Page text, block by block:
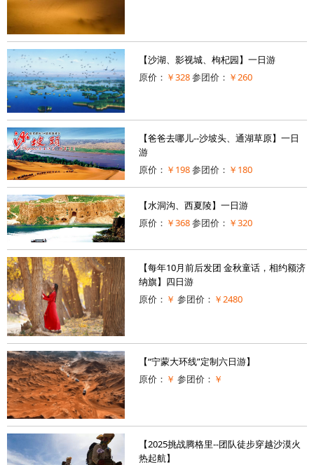
【沙湖、影视城、枸杞园】一日游
原价： ￥328参团价： ￥260
【爸爸去哪儿--沙坡头、通湖草原】一日
游
原价： ￥198参团价： ￥180
【水洞沟、西夏陵】一日游
原价： ￥368参团价： ￥320
【每年10月前后发团 金秋童话，相约额济
纳旗】四日游
原价： ￥ 参团价： ￥2480
【“宁蒙大环线”定制六日游】
原价： ￥ 参团价： ￥
【2025挑战腾格里--团队徒步穿越沙漠火
热起航】